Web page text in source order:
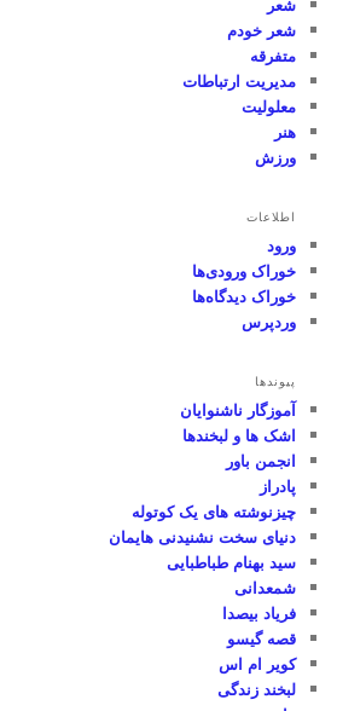
شعر خودم
متفرقه
مدیریت ارتباطات
معلولیت
هنر
ورزش
اطلاعات
ورود
خوراک ورودی‌ها
خوراک دیدگاه‌ها
وردپرس
پیوندها
آموزگار ناشنوایان
اشک ها و لبخندها
انجمن باور
پادراز
چیزنوشته های یک کوتوله
دنیای سخت نشنیدنی هایمان
سید بهنام طباطبایی
شمعدانی
فریاد بیصدا
قصه گیسو
کویر ام اس
لبخند زندگی